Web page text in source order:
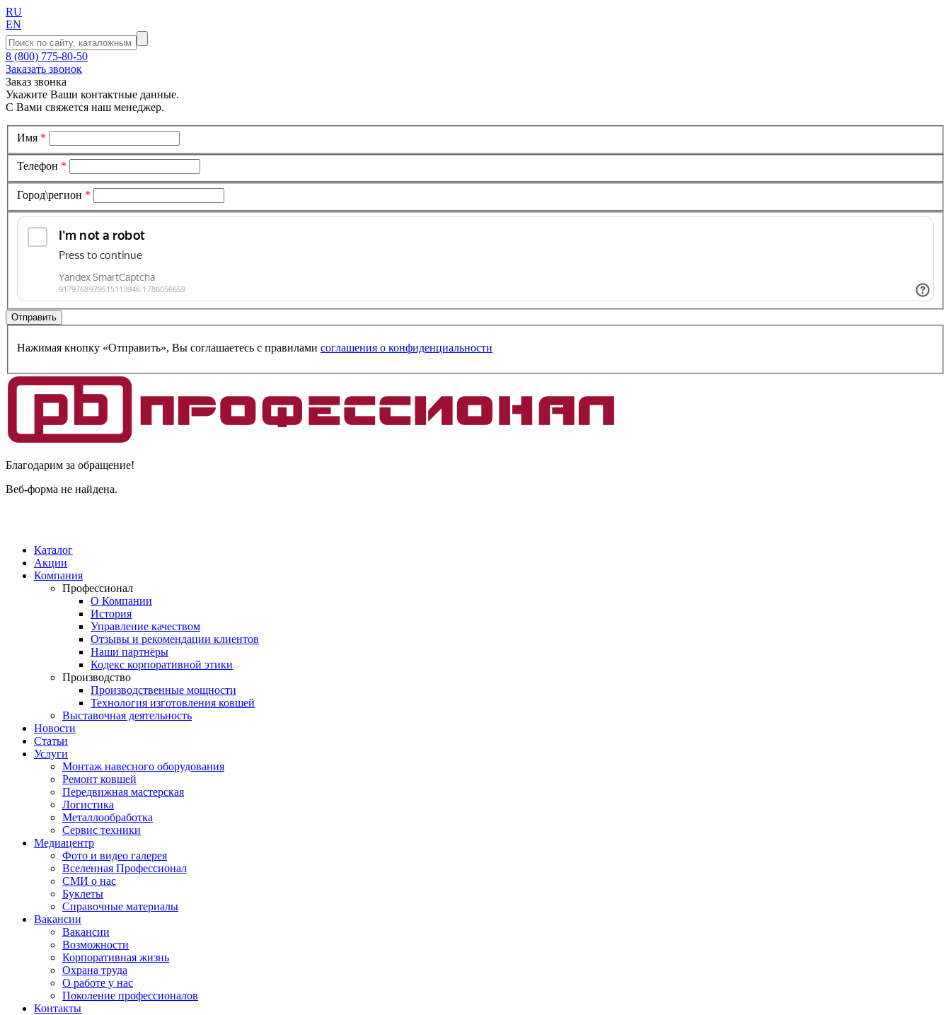
RU
EN
8 (800) 775-80-50
Заказать звонок
Заказ звонка
Укажите Ваши контактные данные.
С Вами свяжется наш менеджер.
Имя *
Телефон *
Город\регион *
Нажимая кнопку «Отправить», Вы соглашаетесь c правилами соглашения о конфиденциальности
Благодарим за обращение!
Веб-форма не найдена.
Каталог
Акции
Компания
Профессионал
О Компании
История
Управление качеством
Отзывы и рекомендации клиентов
Наши партнёры
Кодекс корпоративной этики
Производство
Производственные мощности
Технология изготовления ковшей
Выставочная деятельность
Новости
Статьи
Услуги
Монтаж навесного оборудования
Ремонт ковшей
Передвижная мастерская
Логистика
Металлообработка
Сервис техники
Медиацентр
Фото и видео галерея
Вселенная Профессионал
СМИ о нас
Буклеты
Справочные материалы
Вакансии
Вакансии
Возможности
Корпоративная жизнь
Охрана труда
О работе у нас
Поколение профессионалов
Контакты